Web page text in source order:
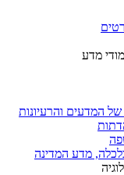
מדע
של המדעים והרעיונות
מדע המדינה